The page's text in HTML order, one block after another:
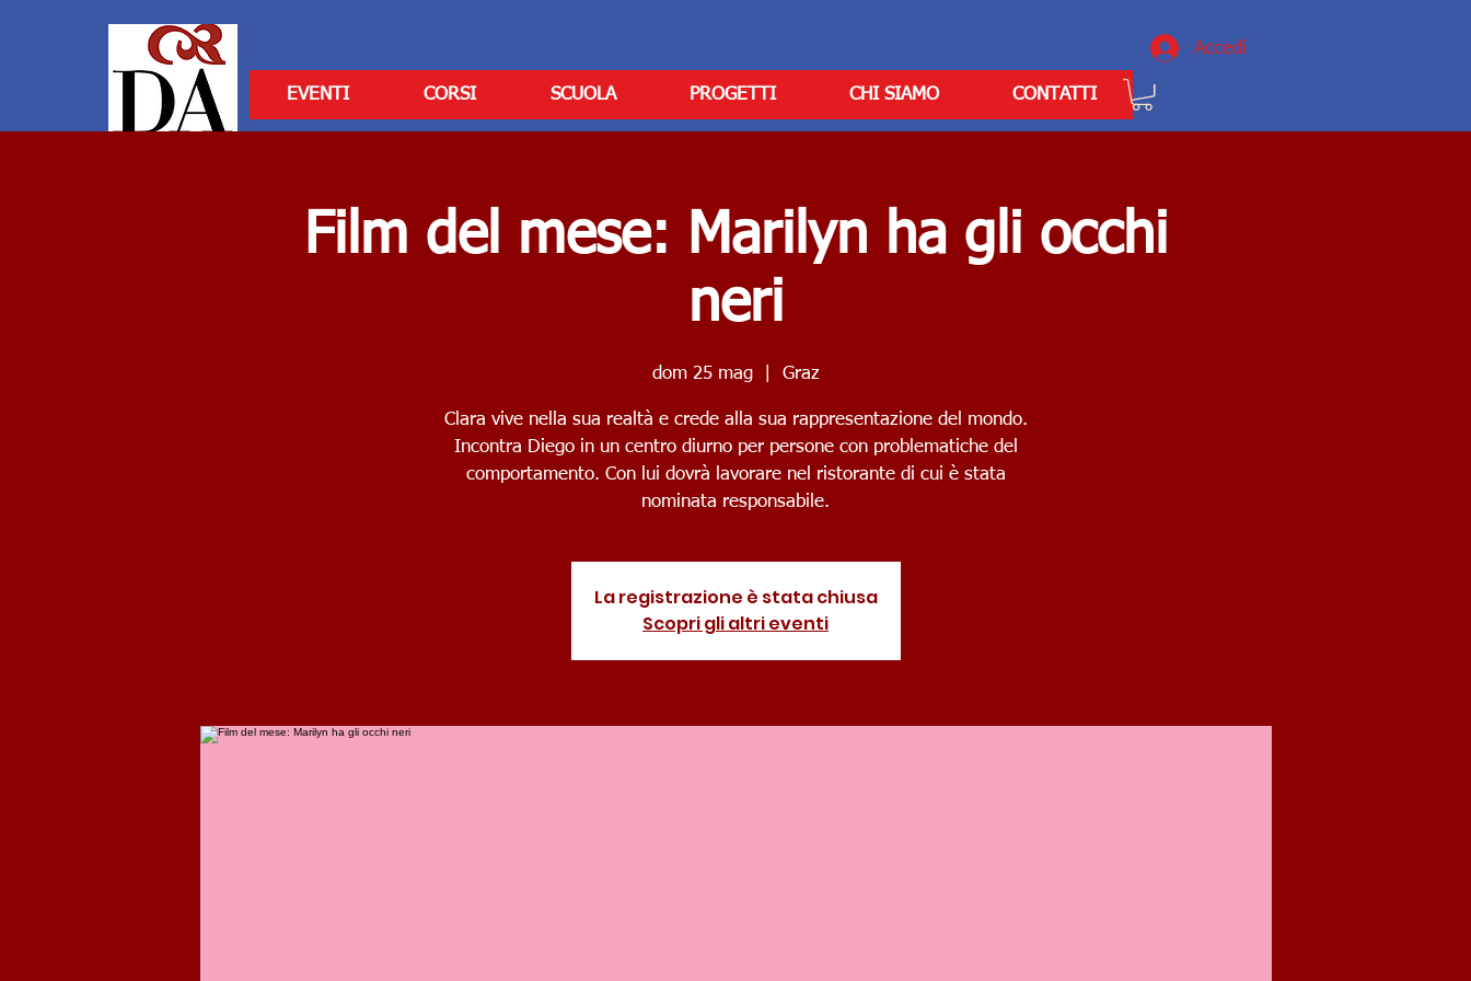
Accedi
EVENTI CORSI SCUOLA PROGETTI CHI SIAMO CONTATTI
Film del mese: Marilyn ha gli occhi
neri
dom 25 mag
  |
Graz
Clara vive nella sua realtà e crede alla sua rappresentazione del mondo.
Incontra Diego in un centro diurno per persone con problematiche del
comportamento. Con lui dovrà lavorare nel ristorante di cui è stata
nominata responsabile.
La registrazione è stata chiusa
Scopri gli altri eventi